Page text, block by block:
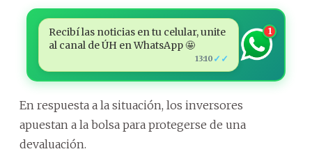
Recibí las noticias en tu celular, unite
al canal de ÚH en WhatsApp 🤩
13:10 ✓✓
1
En respuesta a la situación, los inversores
apuestan a la bolsa para protegerse de una
devaluación.